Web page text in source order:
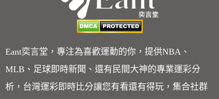
Eant奕言堂，專注為喜歡運動的你，提供NBA、
MLB、足球即時新聞、還有民間大神的專業運彩分
析，台灣運彩即時比分讓您有看還有得玩，集合社群